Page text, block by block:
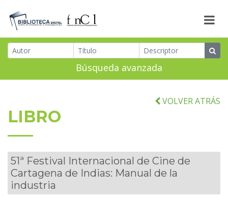
Búsqueda avanzada
VOLVER ATRÁS
LIBRO
51ª Festival Internacional de Cine de
Cartagena de Indias: Manual de la
industria